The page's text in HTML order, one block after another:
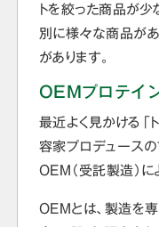
トを絞った商品が
別に様々な商品が
があります。
OEMプロテイ
最近よく見かける「
容家プロデュースの
OEM（受託製造）
OEMとは、製造を